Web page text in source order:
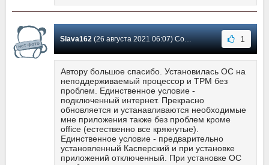
Slava162(26 августа 2021 06:07) Сообщение #463 1
Автору большое спасибо. Установилась ОС на
неподдерживаемый процессор и TPM без
проблем. Единственное условие -
подключенный интернет. Прекрасно
обновляется и устанавливаются необходимые
мне приложения также без проблем кроме
office (естественно все крякнутые).
Единственное условие - предварительно
установленный Касперский и при установке
приложений отключенный. При установке ОС